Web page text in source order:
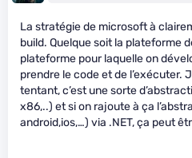
La stratégie de microsoft à
build. Quelque soit la plateforme
plateforme pour laquelle on
prendre le code et de l’exécuter.
tentant, c’est une sorte
x86,..) et si on rajoute à ça
android,ios,…) via .NET, ça peut